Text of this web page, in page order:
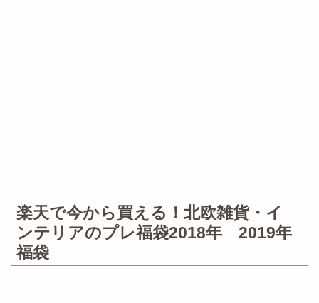
楽天で今から買える！北欧雑貨・イ
ンテリアのプレ福袋2018年 2019年
福袋